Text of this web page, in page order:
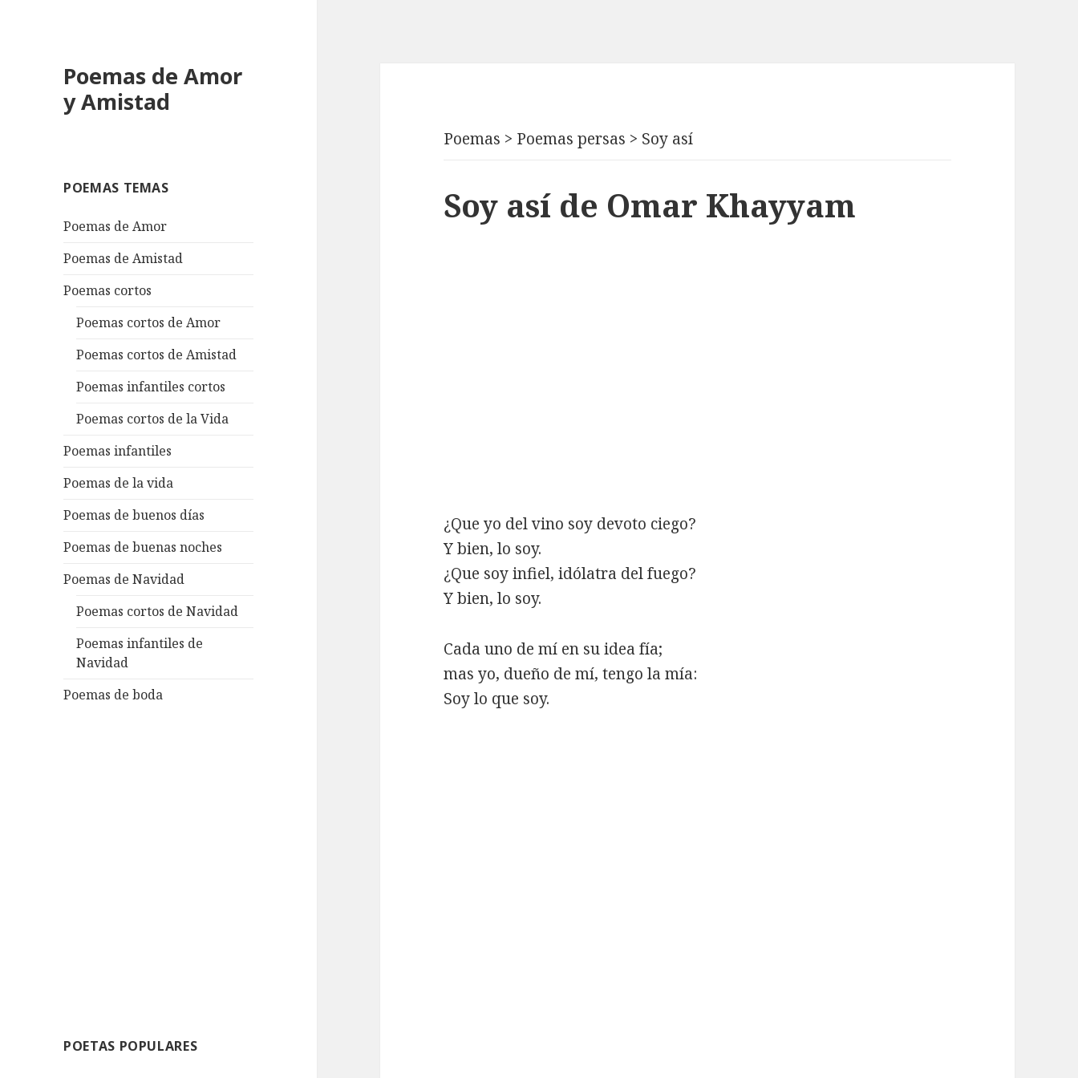
Poemas de Amor
y Amistad
POEMAS TEMAS
Poemas de Amor
Poemas de Amistad
Poemas cortos
Poemas cortos de Amor
Poemas cortos de Amistad
Poemas infantiles cortos
Poemas cortos de la Vida
Poemas infantiles
Poemas de la vida
Poemas de buenos días
Poemas de buenas noches
Poemas de Navidad
Poemas cortos de Navidad
Poemas infantiles de
Navidad
Poemas de boda
POETAS POPULARES
Poemas > Poemas persas > Soy así
Soy así de Omar Khayyam
¿Que yo del vino soy devoto ciego?
Y bien, lo soy.
¿Que soy infiel, idólatra del fuego?
Y bien, lo soy.
Cada uno de mí en su idea fía;
mas yo, dueño de mí, tengo la mía:
Soy lo que soy.